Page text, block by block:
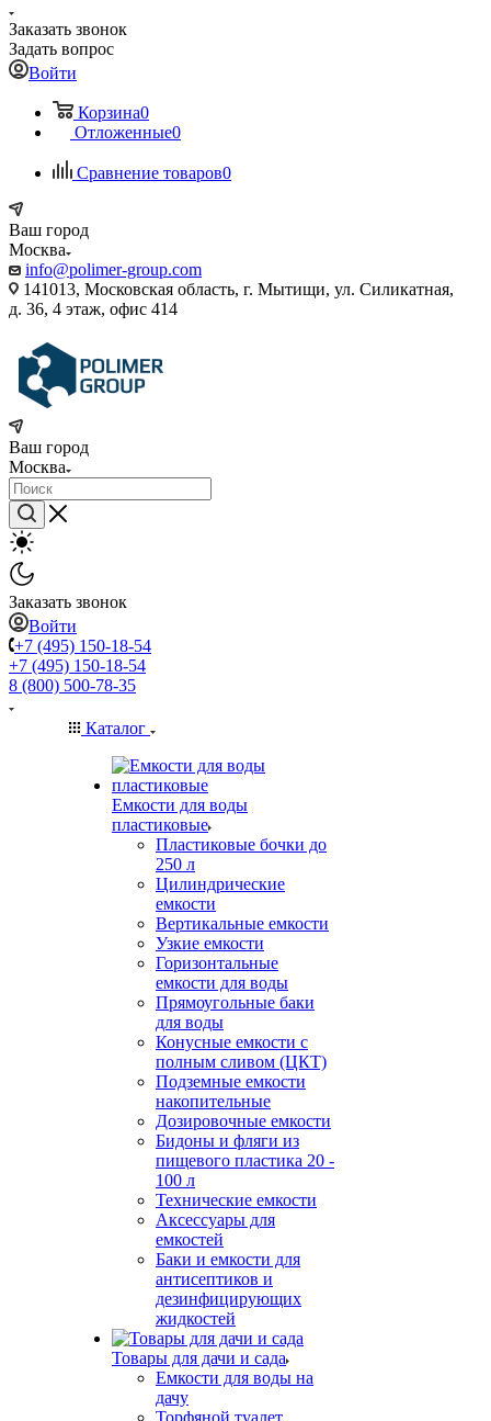
Заказать звонок
Задать вопрос
Войти
Корзина0
Отложенные0
Сравнение товаров0
Ваш город
Москва
info@polimer-group.com
141013, Московская область, г. Мытищи, ул. Силикатная,
д. 36, 4 этаж, офис 414
Ваш город
Москва
Заказать звонок
Войти
+7 (495) 150-18-54
+7 (495) 150-18-54
8 (800) 500-78-35
Каталог
Емкости для воды
пластиковые
Пластиковые бочки до
250 л
Цилиндрические
емкости
Вертикальные емкости
Узкие емкости
Горизонтальные
емкости для воды
Прямоугольные баки
для воды
Конусные емкости с
полным сливом (ЦКТ)
Подземные емкости
накопительные
Дозировочные емкости
Бидоны и фляги из
пищевого пластика 20 -
100 л
Технические емкости
Аксессуары для
емкостей
Баки и емкости для
антисептиков и
дезинфицирующих
жидкостей
Товары для дачи и сада
Емкости для воды на
дачу
Торфяной туалет